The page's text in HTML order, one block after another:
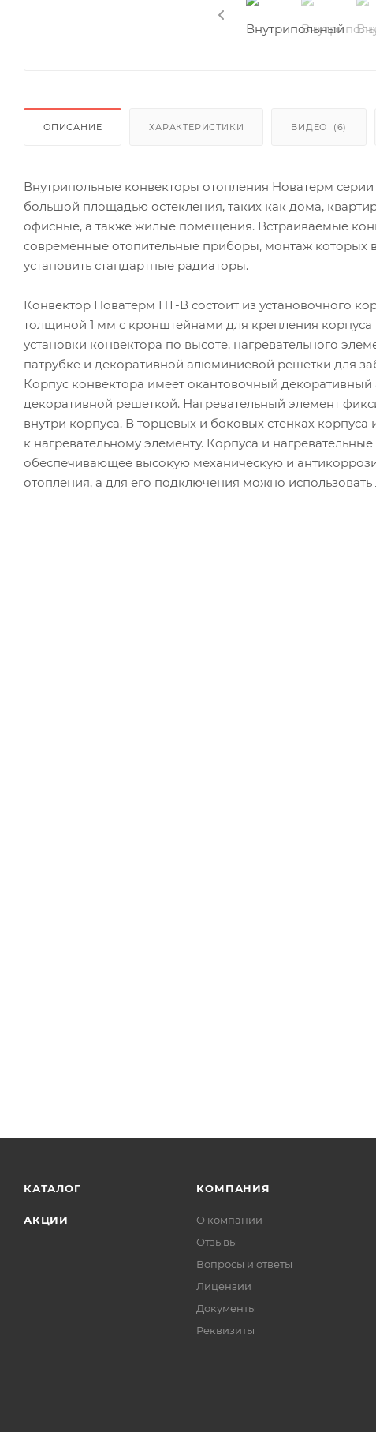
ОПИСАНИЕ ХАРАКТЕРИСТИКИ ВИДЕО (6)
Внутрипольные конвекторы отопления Новатерм
большой площадью остекления, таких как дома,
офисные, а также жилые помещения. Встраиваемые
современные отопительные приборы, монтаж которых
установить стандартные радиаторы.
Конвектор Новатерм НТ-В состоит из установочного
толщиной 1 мм с кронштейнами для крепления
установки конвектора по высоте, нагревательного
патрубке и декоративной алюминиевой решетки для
Корпус конвектора имеет окантовочный
декоративной решеткой. Нагревательный элемент
внутри корпуса. В торцевых и боковых стенках
к нагревательному элементу. Корпуса и
обеспечивающее высокую механическую и
отопления, а для его подключения можно
КАТАЛОГ
АКЦИИ
КОМПАНИЯ
О компании
Отзывы
Вопросы и ответы
Лицензии
Документы
Реквизиты